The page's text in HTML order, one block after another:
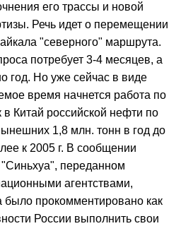
его трассы и новой
Речь идет о перемещении
"северного" маршрута.
потребует 3-4 месяцев, а
год. Но уже сейчас в виде
время начнется работа по
Китай российской нефти по
1,8 млн. тонн в год до
к 2005 г. В сообщении
"Синьхуа", переданном
агентствами,
было прокомментировано как
России выполнить свои